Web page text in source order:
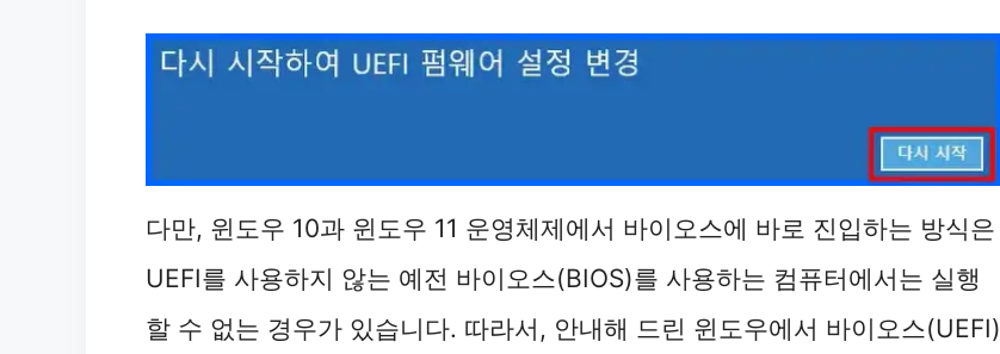
다만, 윈도우 10과 윈도우 11 운영체제에서 바이오스에 바로 진입하는 방식은
UEFI를 사용하지 않는 예전 바이오스(BIOS)를 사용하는 컴퓨터에서는 실행
할 수 없는 경우가 있습니다. 따라서, 안내해 드린 윈도우에서 바이오스(UEFI)